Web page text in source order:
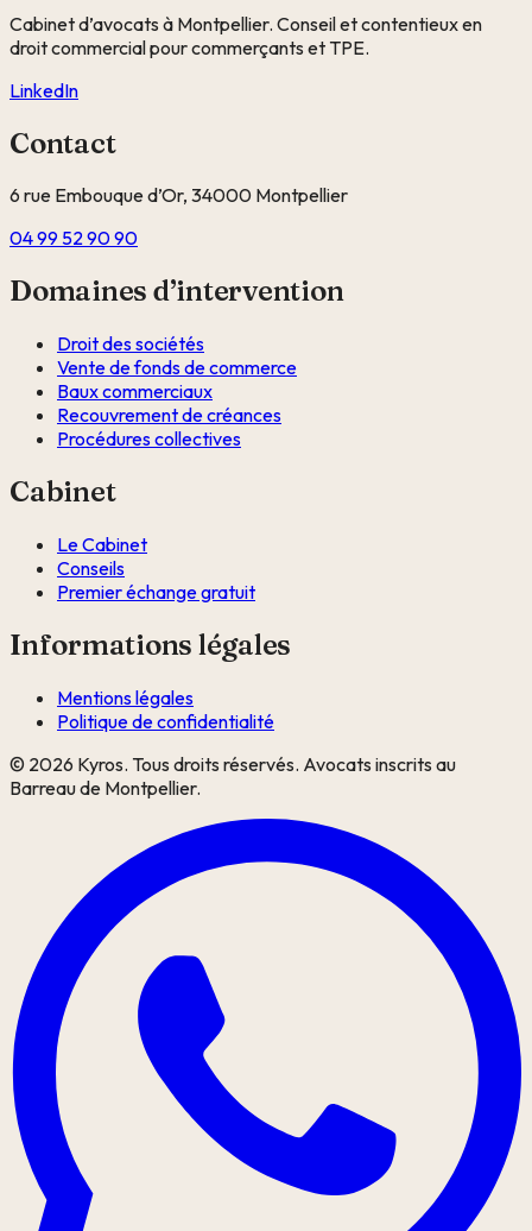
Cabinet d’avocats à Montpellier. Conseil et contentieux en
droit commercial pour commerçants et TPE.
LinkedIn
Contact
6 rue Embouque d’Or, 34000 Montpellier
04 99 52 90 90
Domaines d’intervention
Droit des sociétés
Vente de fonds de commerce
Baux commerciaux
Recouvrement de créances
Procédures collectives
Cabinet
Le Cabinet
Conseils
Premier échange gratuit
Informations légales
Mentions légales
Politique de confidentialité
© 2026 Kyros. Tous droits réservés. Avocats inscrits au
Barreau de Montpellier.